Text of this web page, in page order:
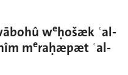
weḥošæk ʿal-
meraḥæpæt ʿal-